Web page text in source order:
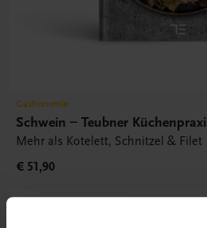
Gastronomie
Schwein – Teubner
Mehr als Kotelett, Schnitzel & Filet
€ 51,90